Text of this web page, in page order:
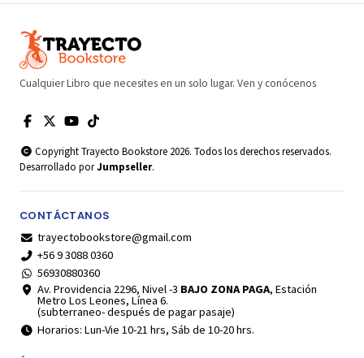
Cualquier Libro que necesites en un solo lugar. Ven y conócenos
Copyright Trayecto Bookstore 2026. Todos los derechos reservados.
Desarrollado porJumpseller.
CONTÁCTANOS
trayectobookstore@gmail.com
+56 9 3088 0360
56930880360
Av. Providencia 2296, Nivel -3 BAJO ZONA PAGA, Estación
Metro Los Leones, Línea 6.
(subterraneo- después de pagar pasaje)
Horarios: Lun-Vie 10-21 hrs, Sáb de 10-20 hrs.